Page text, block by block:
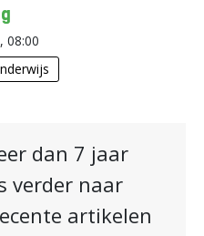
08:00
dan 7 jaar
verder naar
artikelen